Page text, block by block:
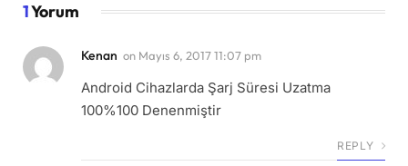
1Yorum
Kenan on Mayıs 6, 2017 11:07 pm
Android Cihazlarda Şarj Süresi Uzatma
100%100 Denenmiştir
REPLY